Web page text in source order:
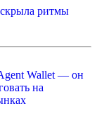
ритмы
Wallet — он
на